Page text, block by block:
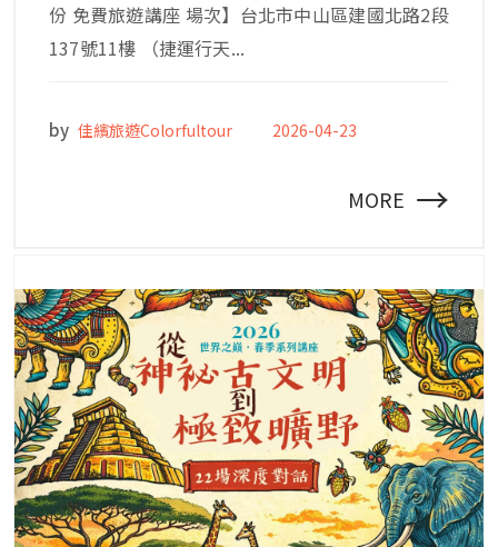
份 免費旅遊講座 場次】台北市中山區建國北路2段
137號11樓 （捷運行天...
by 佳繽旅遊Colorfultour 2026-04-23
MORE →